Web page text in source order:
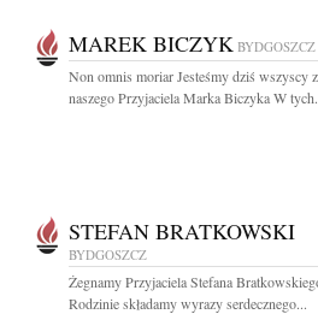
MAREK BICZYK BYDGOSZCZ
Non omnis moriar Jesteśmy dziś wszyscy
naszego Przyjaciela Marka Biczyka W
STEFAN BRATKOWSKI
BYDGOSZCZ
Żegnamy Przyjaciela Stefana
Rodzinie składamy wyrazy serdecznego...